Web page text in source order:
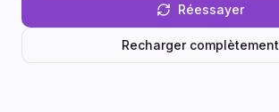
Réessayer
Recharger complètement